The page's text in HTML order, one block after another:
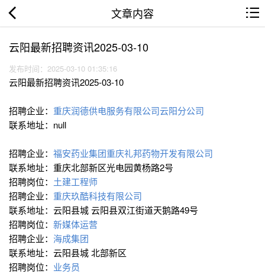
文章内容
云阳最新招聘资讯2025-03-10
发布时间：2025-03-10 01:35:16
云阳最新招聘资讯2025-03-10
招聘企业： 重庆润德供电服务有限公司云阳分公司
联系地址：null
招聘企业： 福安药业集团重庆礼邦药物开发有限公司
联系地址：重庆北部新区光电园黄杨路2号
招聘岗位： 土建工程师
招聘企业： 重庆玖酷科技有限公司
联系地址：云阳县城 云阳县双江街道天鹅路49号
招聘岗位： 新媒体运营
招聘企业： 海成集团
联系地址：云阳县城 北部新区
招聘岗位： 业务员